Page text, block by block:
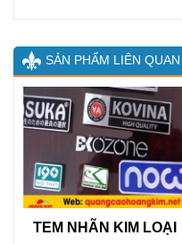
SẢN PHẨM LIÊN QUAN
TEM NHÃN KIM LOẠI